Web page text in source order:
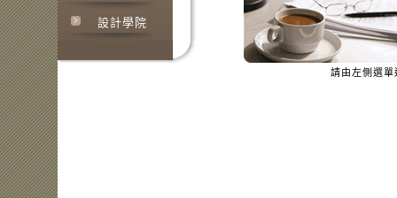
設計學院
請由左側選